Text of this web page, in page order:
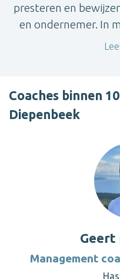
presteren en
en ondernemer. In
Coaches binnen
Diepenbeek
Geert
Management